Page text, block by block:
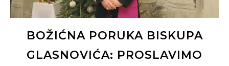
BOŽIĆNA PORUKA BISKUPA
GLASNOVIĆA: PROSLAVIMO